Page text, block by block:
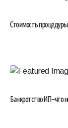
Стоимость процедуры
Банкротство ИП – что